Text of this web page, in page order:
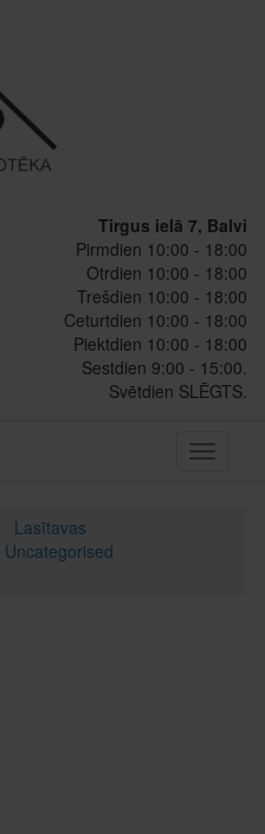
Tirgus ielā 7, Balvi
Pirmdien 10:00 - 18:00
Otrdien 10:00 - 18:00
Trešdien 10:00 - 18:00
Ceturtdien 10:00 - 18:00
Piektdien 10:00 - 18:00
Sestdien 9:00 - 15:00.
Svētdien SLĒGTS.
Toggle
Lasītavas
Uncategorised